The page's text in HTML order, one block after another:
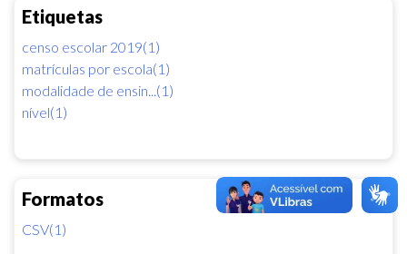
Etiquetas
censo escolar 2019(1)
matrículas por escola(1)
modalidade de ensin...(1)
nível(1)
Formatos
CSV(1)